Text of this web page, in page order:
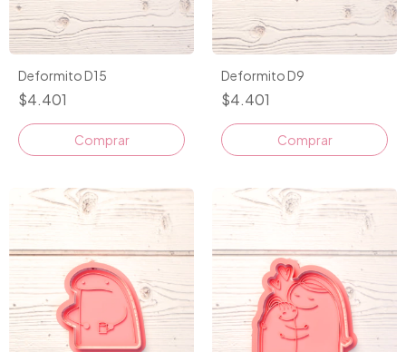
Deformito D15
$4.401
Comprar
Deformito D9
$4.401
Comprar